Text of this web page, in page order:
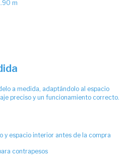
m
a medida, adaptándolo al espacio
preciso y un funcionamiento correcto.
y espacio interior antes de la compra
contrapesos